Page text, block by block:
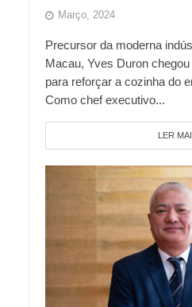
Março, 2024
Precursor da moderna
Macau, Yves Duron
para reforçar a cozinha do
Como chef executivo...
LER